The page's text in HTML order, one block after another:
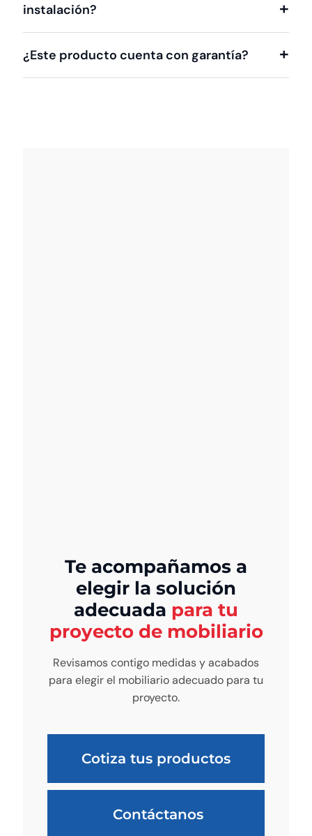
instalación?
¿Este producto cuenta con garantía?
Te acompañamos a
elegir la solución
adecuada para tu
proyecto de mobiliario
Revisamos contigo medidas y acabados
para elegir el mobiliario adecuado para tu
proyecto.
Cotiza tus productos
Contáctanos